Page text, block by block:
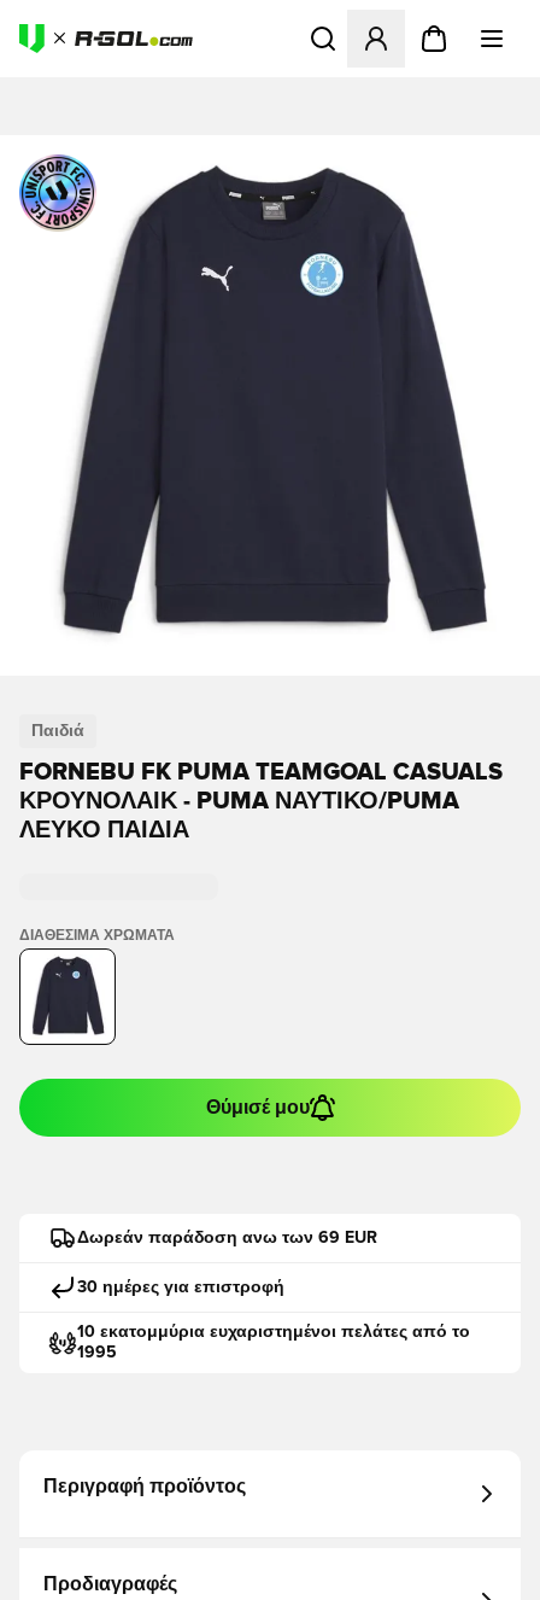
Ανοίγει ένα Modal για να
Παιδιά
FORNEBU FK PUMA TEAMGOAL CASUALS
ΚΡΟΥΝΟΛΑΙΚ - PUMA ΝΑΥΤΙΚΌ/PUMA
ΛΕΥΚΌ ΠΑΙΔΙΆ
ΔΙΑΘΈΣΙΜΑ ΧΡΏΜΑΤΑ
Θύμισέ μου
Δωρεάν παράδοση ανω των 69 EUR
30 ημέρες για επιστροφή
10 εκατομμύρια ευχαριστημένοι πελάτες από το
1995
Περιγραφή προϊόντος
Προδιαγραφές